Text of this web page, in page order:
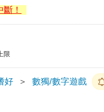
！
限
好 ＞ 數獨/數字遊戲